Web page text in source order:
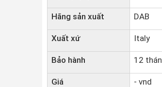
Hãng sản xuất DAB
Xuất xứ Italy
Bảo hành 12
Giá - vnd